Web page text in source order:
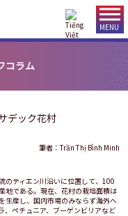
MENU
コラム
デック花村
筆者：Trần Thị Bình Minh
のティエン川沿いに位置して、100
地である。現在、花村の栽培面積は
生産し、国内市場のみならず海外へ
、ペチュニア、ブーゲンビリアなど